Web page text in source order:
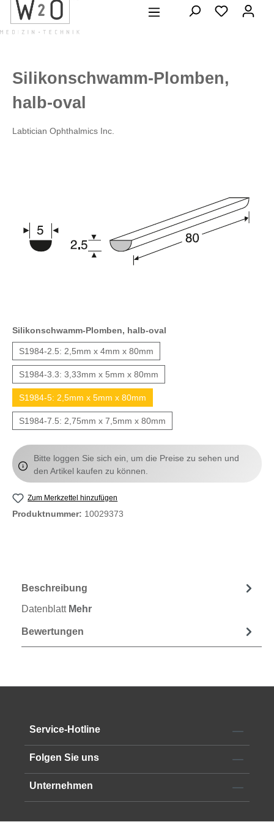
springen
Silikonschwamm-Plomben,
halb-oval
Labtician Ophthalmics Inc.
Silikonschwamm-Plomben, halb-oval
S1984-2.5: 2,5mm x 4mm x 80mm
S1984-3.3: 3,33mm x 5mm x 80mm
S1984-5: 2,5mm x 5mm x 80mm
S1984-7.5: 2,75mm x 7,5mm x 80mm
Bitte loggen Sie sich ein, um die Preise zu sehen und
den Artikel kaufen zu können.
Zum Merkzettel hinzufügen
Produktnummer: 10029373
Beschreibung
Datenblatt Mehr
Bewertungen
Service-Hotline
Folgen Sie uns
Unternehmen